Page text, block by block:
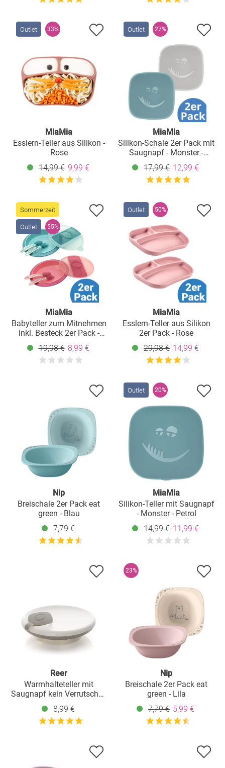
Outlet 33%
MiaMia
Esslern-Teller aus Silikon -
Rose
14,99 € 9,99 €
Outlet 27%
MiaMia
Silikon-Schale 2er Pack mit
Saugnapf - Monster -
Petrol Hellgrau
17,99 € 12,99 €
Sommerzeit
Outlet 55%
MiaMia
Babyteller zum Mitnehmen
inkl. Besteck 2er Pack -
Grün & Pink
19,98 € 8,99 €
Outlet 50%
MiaMia
Esslern-Teller aus Silikon
2er Pack - Rose
29,98 € 14,99 €
Nip
Breischale 2er Pack eat
green - Blau
7,79 €
Outlet 20%
MiaMia
Silikon-Teller mit Saugnapf
- Monster - Petrol
14,99 € 11,99 €
Reer
Warmhalteteller mit
Saugnapf kein Verrutschen
& Umkippen - Weiß Grau
8,99 €
23%
Nip
Breischale 2er Pack eat
green - Lila
7,79 € 5,99 €